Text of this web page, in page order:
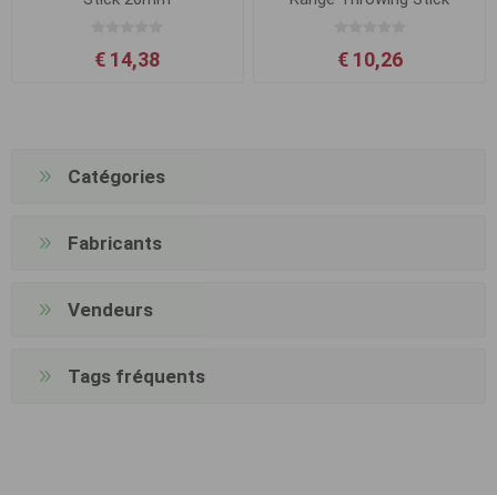
€ 14,38 € 10,26
Catégories
Fabricants
Vendeurs
Tags fréquents